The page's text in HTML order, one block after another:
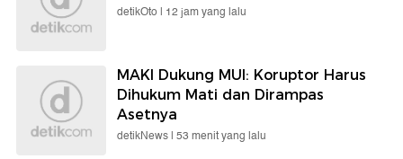
detikOto | 12 jam yang lalu
MAKI Dukung MUI: Koruptor Harus
Dihukum Mati dan Dirampas
Asetnya
detikNews | 53 menit yang lalu